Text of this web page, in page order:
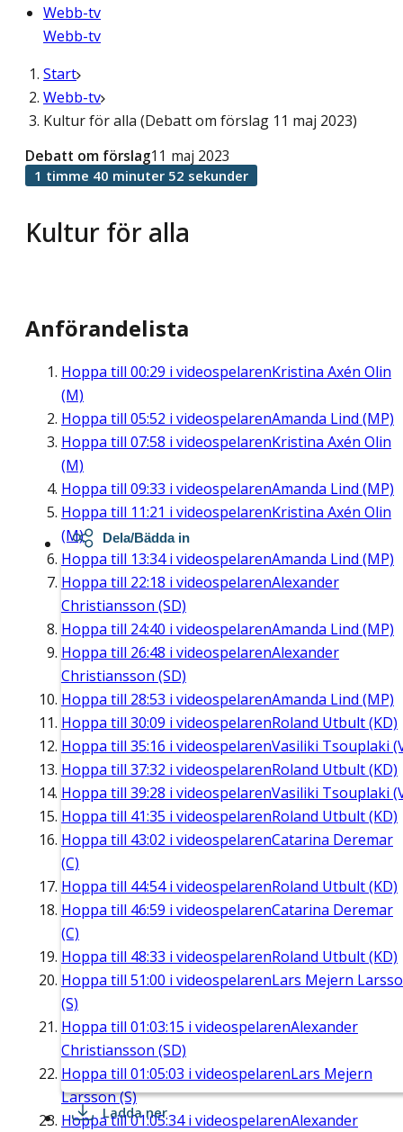
Webb-tv
Webb-tv
Start
Webb-tv
Kultur för alla (Debatt om förslag 11 maj 2023)
Kultur för alla
Debatt om förslag11 maj 2023
1 timme 40 minuter 52 sekunder
Anförandelista
Hoppa till 00:29 i videospelarenKristina Axén Olin
(M)
Hoppa till 05:52 i videospelarenAmanda Lind (MP)
Hoppa till 07:58 i videospelarenKristina Axén Olin
(M)
Hoppa till 09:33 i videospelarenAmanda Lind (MP)
Hoppa till 11:21 i videospelarenKristina Axén Olin
(M)
Hoppa till 13:34i videospelarenAmanda Lind (MP)
Hoppa till 22:18 i videospelarenAlexander
Christiansson (SD)
Hoppa till 24:40 i videospelarenAmanda Lind (MP)
Hoppa till 26:48 i videospelarenAlexander
Christiansson (SD)
Hoppa till 28:53 i videospelarenAmanda Lind (MP)
Hoppa till 30:09 i videospelarenRoland Utbult (KD)
Hoppa till 35:16 i videospelarenVasiliki Tsouplaki
Hoppa till 37:32 i videospelarenRoland Utbult (KD)
Hoppa till 39:28 i videospelarenVasiliki Tsouplaki
Hoppa till 41:35 i videospelarenRoland Utbult (KD)
Hoppa till 43:02 i videospelarenCatarina Deremar
(C)
Hoppa till 44:54i videospelarenRoland Utbult (KD)
Hoppa till 46:59 i videospelarenCatarina Deremar
(C)
Hoppa till 48:33 i videospelarenRoland Utbult (KD)
Hoppa till 51:00 i videospelarenLars Mejern
(S)
Hoppa till 01:03:15 i videospelarenAlexander
Christiansson (SD)
Hoppa till 01:05:03 i videospelarenLars Mejern
Larsson (S)
Hoppa till01:05:34i videospelarenAlexander
Dela/Bädda in
Ladda ner